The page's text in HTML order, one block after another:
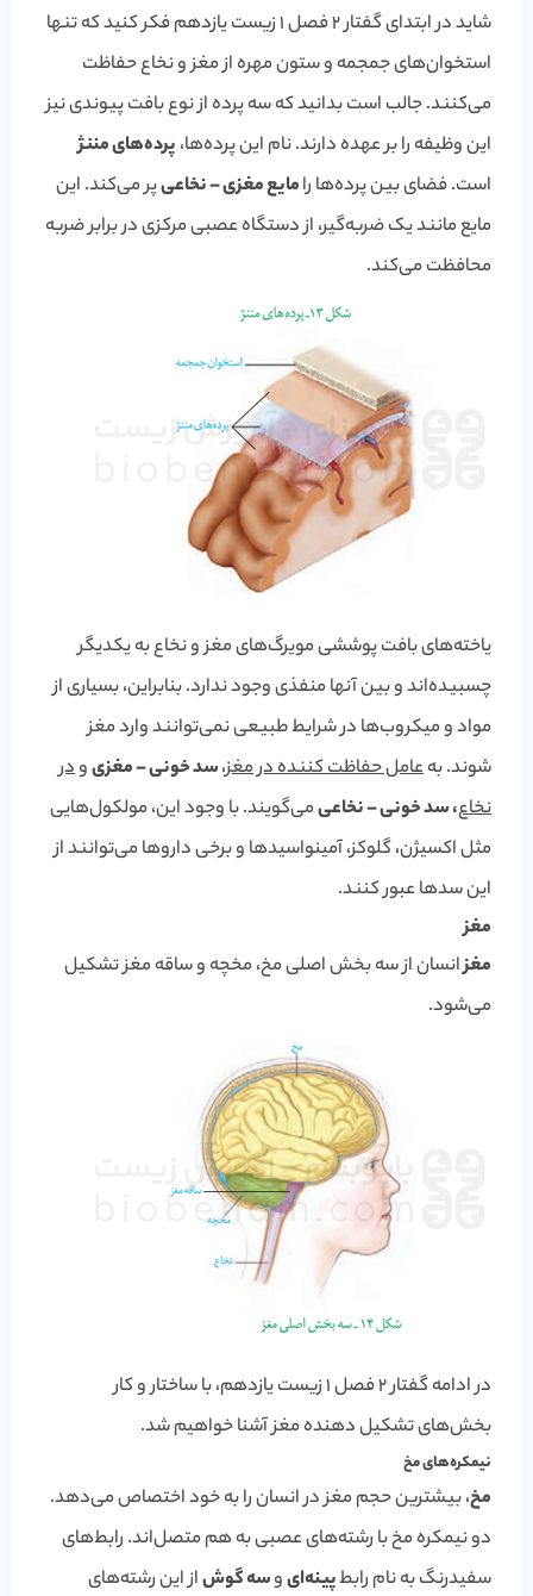
شاید در ابتدای گفتار 2 فصل 1 زیست یازدهم فکر کنید که تنها
استخوان‌های جمجمه و ستون مهره از مغز و نخاع حفاظت
می‌کنند. جالب است بدانید که سه پرده از نوع بافت پیوندی نیز
این وظیفه را بر عهده دارند. نام این پرده‌ها، پرده‌های مننژ
است. فضای بین پرده‌ها رامایع مغزی – نخاعیپر می‌کند. این
مایع مانند یک ضربه‌گیر، از دستگاه عصبی مرکزی در برابر ضربه
محافظت می‌کند.
یاخته‌های بافت پوششی مویرگ‌های مغز و نخاع به یکدیگر
چسبیده‌اند و بین آنها منفذی وجود ندارد. بنابراین، بسیاری از
مواد و میکروب‌ها در شرایط طبیعی نمی‌توانند وارد مغز
شوند. بهعامل حفاظت کننده در مغز،سد خونی – مغزیودر
نخاع، سد خونی – نخاعیمی‌گویند. با وجود این، مولکول‌هایی
مثل اکسیژن، گلوکز، آمینواسیدها و برخی داروها می‌توانند از
این سدها عبور کنند.
مغز
مغزانسان از سه بخش اصلی مخ، مخچه و ساقه مغز تشکیل
می‌شود.
در ادامه گفتار 2 فصل 1 زیست یازدهم، با ساختار و کار
بخش‌های تشکیل دهنده مغز آشنا خواهیم شد.
نیمکره‌های مخ
مخ، بیشترین حجم مغز در انسان را به خود اختصاص می‌دهد.
دو نیمکره مخ با رشته‌های عصبی به هم متصل‌اند. رابط‌های
سفیدرنگ به نام رابطپینه‌ایوسه گوشاز این رشته‌های